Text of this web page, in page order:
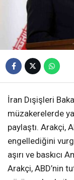
İran Dışişleri
müzakerelerde
paylaştı. Arakçi,
engellediğini
aşırı ve baskıcı
Arakçi, ABD’nin